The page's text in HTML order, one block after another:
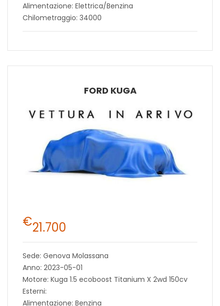
Alimentazione: Elettrica/Benzina
Chilometraggio: 34000
FORD KUGA
€21.700
Sede: Genova Molassana
Anno: 2023-05-01
Motore: Kuga 1.5 ecoboost Titanium X 2wd 150cv
Esterni:
Alimentazione: Benzina